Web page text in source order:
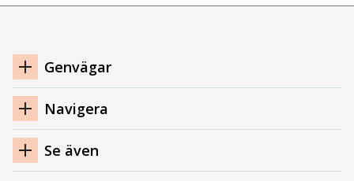
Navigation
sidfot
Genvägar
Navigera
Se även